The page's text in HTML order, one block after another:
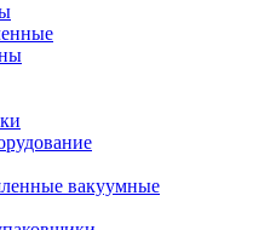
вакуумные